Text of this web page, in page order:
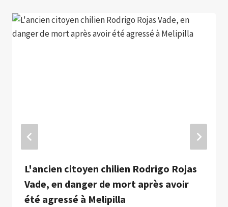
L'ancien citoyen chilien Rodrigo Rojas
Vade, en danger de mort après avoir
été agressé à Melipilla